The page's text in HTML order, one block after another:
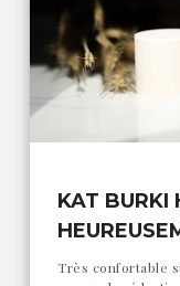
KAT BURKI
Très confortable